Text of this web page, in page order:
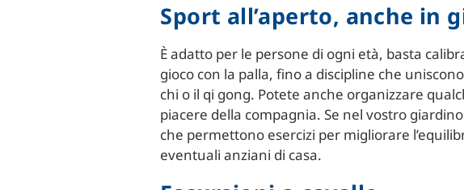
Sport all’aperto, anche in
È adatto per le persone di ogni età, basta
gioco con la palla, fino a discipline che
chi o il qi gong. Potete anche organizzare
piacere della compagnia. Se nel vostro
che permettono esercizi per migliorare
eventuali anziani di casa.